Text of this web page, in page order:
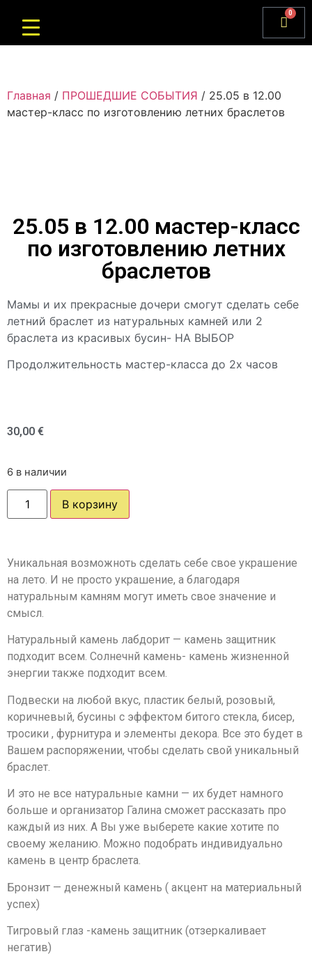
0
Главная / ПРОШЕДШИЕ СОБЫТИЯ / 25.05 в 12.00
мастер-класс по изготовлению летних браслетов
25.05 в 12.00 мастер-класс
по изготовлению летних
браслетов
Мамы и их прекрасные дочери смогут сделать себе
летний браслет из натуральных камней или 2
браслета из красивых бусин- НА ВЫБОР
Продолжительность мастер-класса до 2х часов
30,00 €
6 в наличии
В корзину
Уникальная возможноть сделать себе свое украшение
на лето. И не просто украшение, а благодаря
натуральным камням могут иметь свое значение и
смысл.
Натуральный камень лабдорит — камень защитник
подходит всем. Солнечнй камень- камень жизненной
энергии также подходит всем.
Подвески на любой вкус, пластик белый, розовый,
коричневый, бусины с эффектом битого стекла, бисер,
тросики , фурнитура и элементы декора. Все это будет в
Вашем распоряжении, чтобы сделать свой уникальный
браслет.
И это не все натуральные камни — их будет намного
больше и организатор Галина сможет рассказать про
каждый из них. А Вы уже выберете какие хотите по
своему желанию. Можно подобрать индивидуально
камень в центр браслета.
Бронзит — денежный камень ( акцент на материальный
успех)
Тигровый глаз -камень защитник (отзеркаливает
негатив)